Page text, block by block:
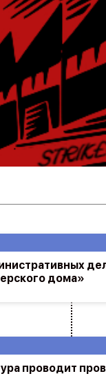
проводит
дома»